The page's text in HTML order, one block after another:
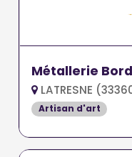
Métallerie
LATRESNE
Artisan d'art